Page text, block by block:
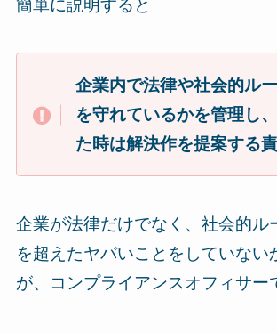
簡単に説明すると
企業内で法律や社会的ル
を守れているかを管理し
た時は解決作を提案する
企業が法律だけでなく、社会的ル
を超えたヤバいことをしていない
が、コンプライアンスオフィサー